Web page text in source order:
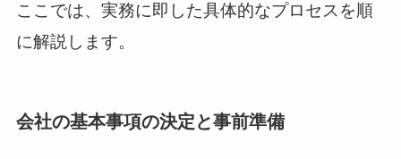
ここでは、実務に即した具体的なプロセスを順
に解説します。
会社の基本事項の決定と事前準備